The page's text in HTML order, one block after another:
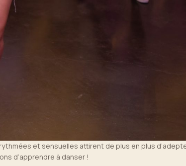
et sensuelles attirent de plus en plus
d’apprendre à danser !